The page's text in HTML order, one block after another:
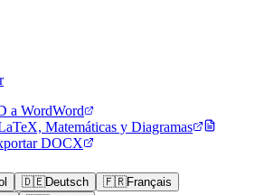
a WordWord
Matemáticas y Diagramas
DOCX
🇩🇪Deutsch 🇫🇷Français